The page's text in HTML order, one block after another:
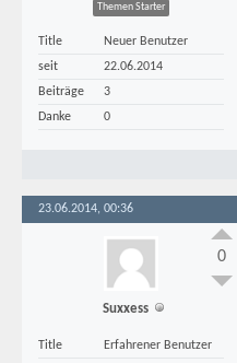
Themen Starter
Title
Neuer Benutzer
seit
22.06.2014
Beiträge
3
Danke
0
23.06.2014, 00:36
Suxxess
Title
Erfahrener Benutzer
0